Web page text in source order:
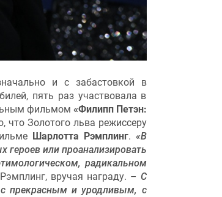
и с забастовкой в
пять раз участвовала в
фильмом «Филипп Петэн:
что Золотого льва режиссеру
Шарлотта Рэмплинг. «В
героев или проанализировать
радикальном
вручая награду. – С
с прекрасным и уродливым, с